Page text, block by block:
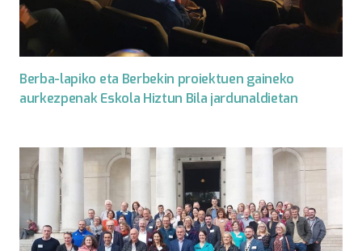
Berba-lapiko eta Berbekin proiektuen gaineko
aurkezpenak Eskola Hiztun Bila jardunaldietan